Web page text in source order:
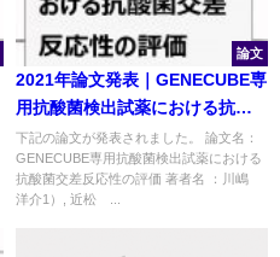
論文
2021年論文発表｜GENECUBE専
用抗酸菌検出試薬における抗酸
菌交差反応性の評価
下記の論文が発表されました。 論文名：
GENECUBE専用抗酸菌検出試薬における
抗酸菌交差反応性の評価 著者名 ：川嶋
洋介1）, 近松 ...